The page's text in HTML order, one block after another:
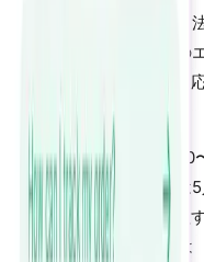
文、感情的なクレーム、
テキストとともに人間の
す。AIは問題を要約し、
視します。
ジェントの作業負荷を70
率を維持します。以前は
、AIが他のすべてを処理
。月間サポートコストは